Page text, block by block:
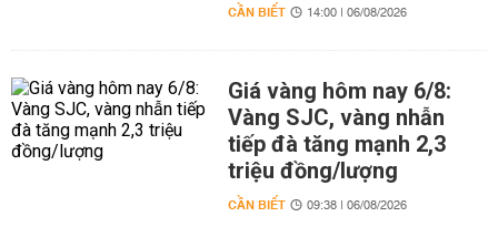
CẦN BIẾT 14:00 | 06/08/2026
Giá vàng hôm nay 6/8:
Vàng SJC, vàng nhẫn
tiếp đà tăng mạnh 2,3
triệu đồng/lượng
CẦN BIẾT 09:38 | 06/08/2026